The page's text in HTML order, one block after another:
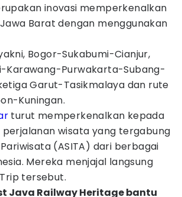
inovasi memperkenalkan
Barat dengan menggunakan
Bogor-Sukabumi-Cianjur,
Karawang-Purwakarta-Subang-
Garut-Tasikmalaya dan rute
Kuningan.
turut memperkenalkan kepada
wisata yang tergabung
(ASITA) dari berbagai
Mereka menjajal langsung
tersebut.
Java Railway Heritage bantu